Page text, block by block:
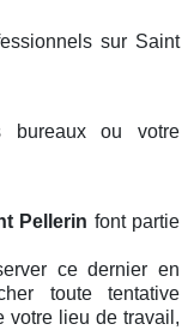
sur Saint
bureaux ou votre
Pellerin font partie
ce dernier en
toute tentative
votre lieu de travail,